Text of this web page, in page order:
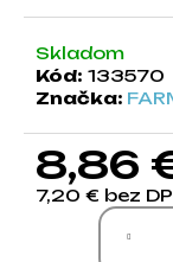
Skladom
Kód: 133570
Značka:
8,86
7,20 € bez
Jednotková
O
d
p
o
ú
č
a